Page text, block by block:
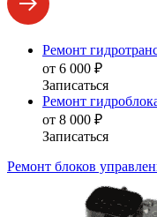
Ремонт
от 6 000 ₽
Записаться
Ремонт
от 8 000 ₽
Записаться
Ремонт блоков